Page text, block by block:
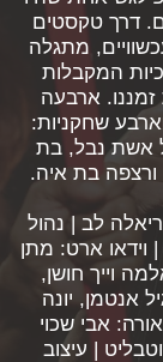
דרך טקסטים
מתגלה
המקבלות
ארבעה
שחקניות:
אשת נבל, בת
בת איה.
לב | נהול
וידאו ארט: מתן
וייך חושן,
אנטמן, יונה
אבי שכוי
| עיצוב